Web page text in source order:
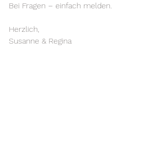
Bei Fragen – einfach melden.
Herzlich,
Susanne & Regina